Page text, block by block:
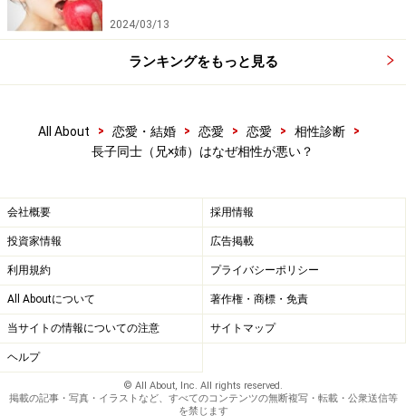
長子同士のカップルは、互いに相手に干渉し、支配しよ
うとする傾向があります。男性は男性で指導的で威張り
たがり、女性は面倒見が良くおせっかいなため、その力
関係のバランスがうまく取れないことが多いのです。
この場合、どちらかが相手に主導権を譲る必要がありま
す。何については彼に従い、何については彼女に権限を
るでしょう。なお、長子同士でも年齢差が離れている場
合は、そこらへんのバランスの取り方がうまくいくこと
が多いようです。
3．甘えのない男女関係は潤いに欠ける!?
兄や姉として、弟や妹のように甘えてくる存在を可愛い
と思う長子は、互いに甘えベタな相手に対して、可愛げ
がないと思ってしまうものです。とくに恋人同士で甘え
2024/03/13
ランキングをもっと見る
All About > 恋愛・結婚 > 恋愛 > 恋愛 > 相性診断
>
長子同士（兄×姉）はなぜ相性が悪い？
会社概要 採用情報
投資家情報 広告掲載
利用規約 プライバシーポリシー
All Aboutについて 著作権・商標・免責
当サイトの情報についての注意 サイトマップ
ヘルプ
© All About, Inc. All rights reserved.
掲載の記事・写真・イラストなど、すべてのコンテンツの無断複写・転載・公衆送信等
を禁じます